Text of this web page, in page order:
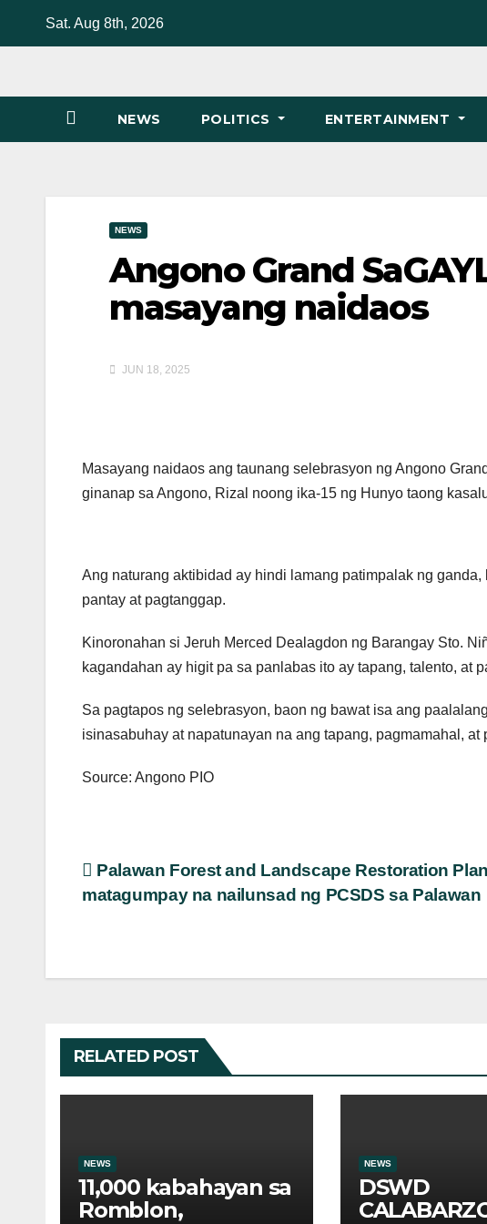
Sat. Aug 8th, 2026
NEWS POLITICS ENTERTAINMENT
NEWS
Angono Grand
masayang naidaos
JUN 18, 2025
Masayang naidaos ang taunang selebrasyon ng Angono
ginanap sa Angono, Rizal noong ika-15 ng Hunyo taong
Ang naturang aktibidad ay hindi lamang patimpalak ng
pantay at pagtanggap.
Kinoronahan si Jeruh Merced Dealagdon ng Barangay Sto.
kagandahan ay higit pa sa panlabas ito ay tapang, talento, at
Sa pagtapos ng selebrasyon, baon ng bawat isa ang
isinasabuhay at napatunayan na ang tapang, pagmamahal,
Source: Angono PIO
Post
navigation
Palawan Forest and Landscape Restoration
matagumpay na nailunsad ng PCSDS sa Palawan
RELATED POST
NEWS
11,000 kabahayan sa
Romblon,
NEWS
DSWD